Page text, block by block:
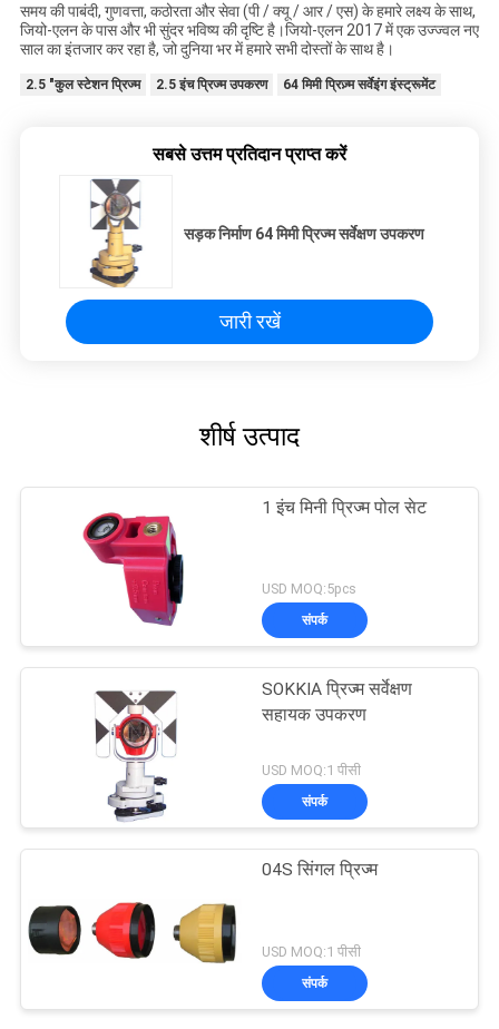
समय की पाबंदी, गुणवत्ता, कठोरता और सेवा (पी / क्यू / आर / एस) के हमारे लक्ष्य के साथ,
जियो-एलन के पास और भी सुंदर भविष्य की दृष्टि है।जियो-एलन 2017 में एक उज्ज्वल नए
साल का इंतजार कर रहा है, जो दुनिया भर में हमारे सभी दोस्तों के साथ है।
2.5 "कुल स्टेशन प्रिज्म 2.5 इंच प्रिज्म उपकरण 64 मिमी प्रिज़्म सर्वेइंग इंस्ट्रूमेंट
सबसे उत्तम प्रतिदान प्राप्त करें
सड़क निर्माण 64 मिमी प्रिज्म सर्वेक्षण उपकरण
जारी रखें
शीर्ष उत्पाद
1 इंच मिनी प्रिज्म पोल सेट
USD MOQ:5pcs
संपर्क
SOKKIA प्रिज्म सर्वेक्षण
सहायक उपकरण
USD MOQ:1 पीसी
संपर्क
04S सिंगल प्रिज्म
USD MOQ:1 पीसी
संपर्क